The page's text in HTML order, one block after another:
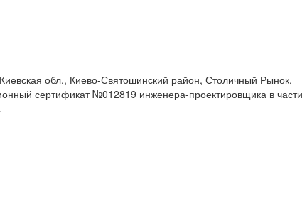
обл., Киево-Святошинский район, Столичный Рынок,
сертификат №012819 инженера-проектировщика в части